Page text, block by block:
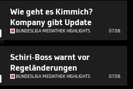
Wie geht es Kimmich?
Kompany gibt Update
BUNDESLIGA MEDIATHEK HIGHLIGHTS 07.08.
Schiri-Boss warnt vor
Regeländerungen
BUNDESLIGA MEDIATHEK HIGHLIGHTS 07.08.